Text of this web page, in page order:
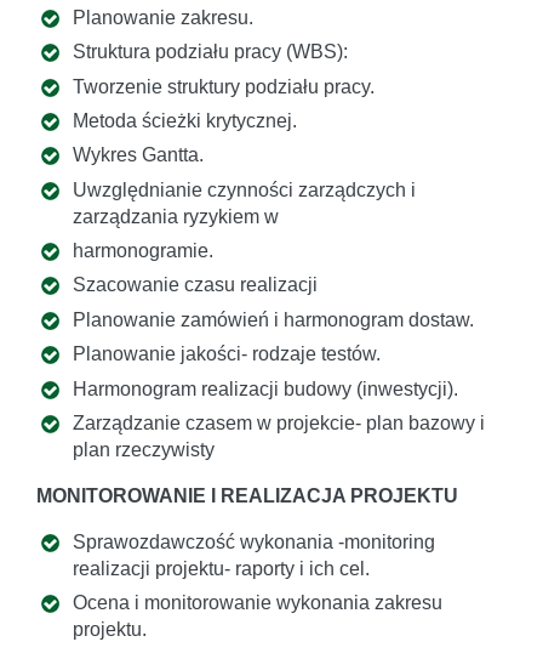
Planowanie zakresu.
Struktura podziału pracy (WBS):
Tworzenie struktury podziału pracy.
Metoda ścieżki krytycznej.
Wykres Gantta.
Uwzględnianie czynności zarządczych i
zarządzania ryzykiem w
harmonogramie.
Szacowanie czasu realizacji
Planowanie zamówień i harmonogram dostaw.
Planowanie jakości- rodzaje testów.
Harmonogram realizacji budowy (inwestycji).
Zarządzanie czasem w projekcie- plan bazowy i
plan rzeczywisty
MONITOROWANIE I REALIZACJA PROJEKTU
Sprawozdawczość wykonania -monitoring
realizacji projektu- raporty i ich cel.
Ocena i monitorowanie wykonania zakresu
projektu.